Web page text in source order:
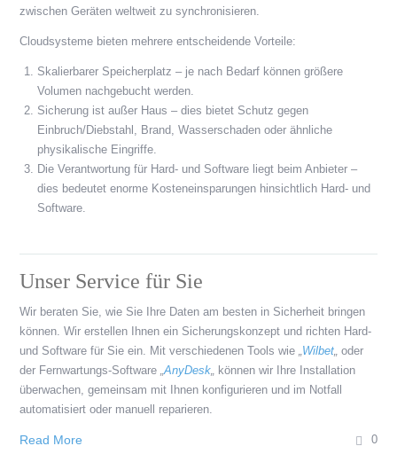
zwischen Geräten weltweit zu synchronisieren.
Cloudsysteme bieten mehrere entscheidende Vorteile:
Skalierbarer Speicherplatz – je nach Bedarf können größere
Volumen nachgebucht werden.
Sicherung ist außer Haus – dies bietet Schutz gegen
Einbruch/Diebstahl, Brand, Wasserschaden oder ähnliche
physikalische Eingriffe.
Die Verantwortung für Hard- und Software liegt beim Anbieter –
dies bedeutet enorme Kosteneinsparungen hinsichtlich Hard- und
Software.
Unser Service für Sie
Wir beraten Sie, wie Sie Ihre Daten am besten in Sicherheit bringen
können. Wir erstellen Ihnen ein Sicherungskonzept und richten Hard-
und Software für Sie ein. Mit verschiedenen Tools wie Wilbet oder
der Fernwartungs-Software „AnyDesk
können wir Ihre Installation
überwachen, gemeinsam mit Ihnen konfigurieren und im Notfall
automatisiert oder manuell reparieren.
Read More 0